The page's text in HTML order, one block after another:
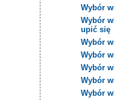
Wybór
Wybór
upić się
Wybór
Wybór
Wybór
Wybór
Wybór